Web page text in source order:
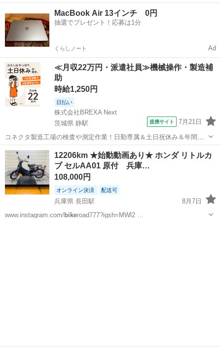
ヘルメット
MacBook Air 13インチ 0円
抽選でプレゼント！応募は1分
くらしノート Ad
≪月収22万円・派遣社員≫機械操作・製造補
助
時給1,250円
日払い
株式会社BREXA Next
茨城県 静駅
提携サイト 7月21日
コネクタ製造工場の検査や測定作業！日勤専属＆土日祝休み＆年間休
日128日★クリーンルーム内作業★マイカー通勤OK＆無料駐車場あり
★就業先食堂利用可！日払い制度あり！《茨城県常陸大宮市》 人気の
工場のお仕事 ◇コネクタ製造工...
茨城 常陸大宮市 静駅 その他
12206km ★始動動画あり★ ホンダ リトルカ
ブ セルAA01 原付 兵庫…
108,000円
オンライン決済 配送可
兵庫県 長田駅
8月7日
www.instagram.com/bikeroad777?igsh=MWl2 …